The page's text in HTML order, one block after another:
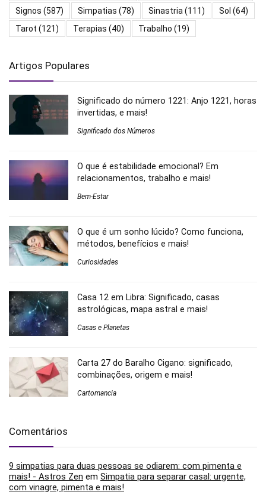
Signos (587) Simpatias (78) Sinastria (111) Sol (64)
Tarot (121) Terapias (40) Trabalho (19)
Artigos Populares
Significado do número 1221: Anjo 1221, horas
invertidas, e mais!
Significado dos Números
O que é estabilidade emocional? Em
relacionamentos, trabalho e mais!
Bem-Estar
O que é um sonho lúcido? Como funciona,
métodos, benefícios e mais!
Curiosidades
Casa 12 em Libra: Significado, casas
astrológicas, mapa astral e mais!
Casas e Planetas
Carta 27 do Baralho Cigano: significado,
combinações, origem e mais!
Cartomancia
Comentários
9 simpatias para duas pessoas se odiarem: com pimenta e
mais! - Astros Zen em Simpatia para separar casal: urgente,
com vinagre, pimenta e mais!